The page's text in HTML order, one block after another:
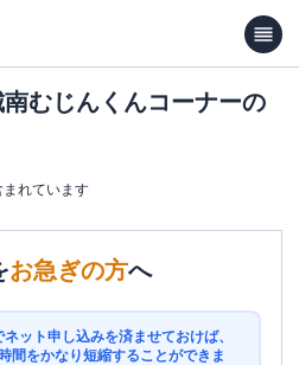
むじんくんコーナーの
れています
お急ぎの方へ
ット申し込みを済ませておけば、
間をかなり短縮することができま